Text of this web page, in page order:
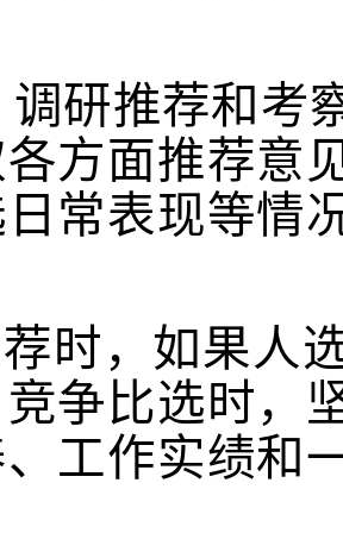
调研推荐和考
方面推荐意
常表现等情
时，如果人
争比选时，
工作实绩和